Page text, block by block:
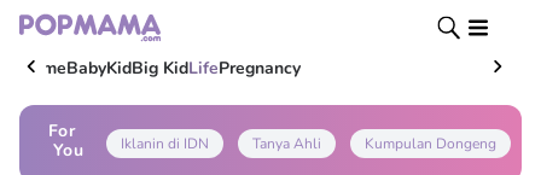
HomeBabyKidBig KidLifePregnancy
For
You
Iklanin di IDN Tanya Ahli Kumpulan Dongeng